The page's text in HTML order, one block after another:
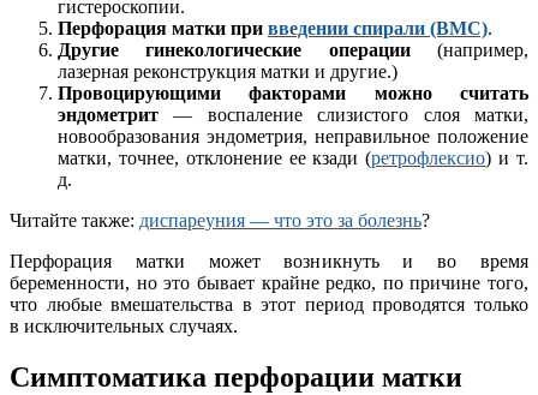
гистероскопии.
Перфорация матки при введении спирали (ВМС).
Другие гинекологические операции(например,
лазерная реконструкция матки и другие.)
Провоцирующими факторами можно считать
эндометрит — воспаление слизистого слоя матки,
новообразования эндометрия, неправильное положение
матки, точнее, отклонение ее кзади (ретрофлексио) и т.
д.
Читайте также: диспареуния — что это за болезнь?
Перфорация матки может возникнуть и во время
беременности, но это бывает крайне редко, по причине того,
что любые вмешательства в этот период проводятся только
в исключительных случаях.
Симптоматика перфорации матки